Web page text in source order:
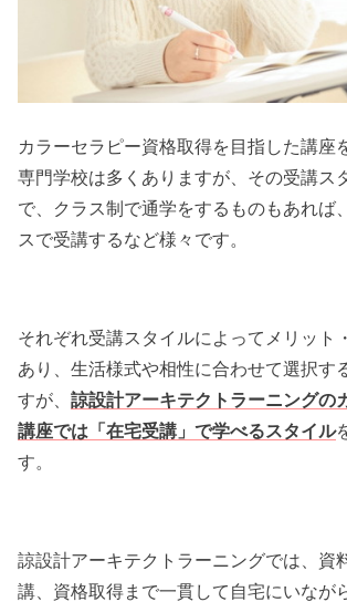
カラーセラピー資格取得を目指した講座
専門学校は多くありますが、その受講ス
で、クラス制で通学をするものもあれば
スで受講するなど様々です。
それぞれ受講スタイルによってメリット
あり、生活様式や相性に合わせて選択す
すが、諒設計アーキテクトラーニングの
講座では「在宅受講」で学べるスタイル
す。
諒設計アーキテクトラーニングでは、資
講、資格取得まで一貫して自宅にいなが